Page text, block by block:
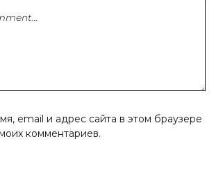
email и адрес сайта в этом браузере
комментариев.